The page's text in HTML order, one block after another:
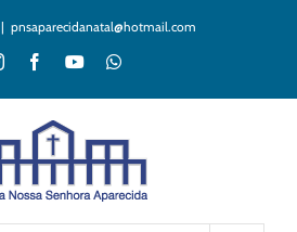
| pnsaparecidanatal@hotmail.com
InstagramFacebookYouTubeWhatsApp